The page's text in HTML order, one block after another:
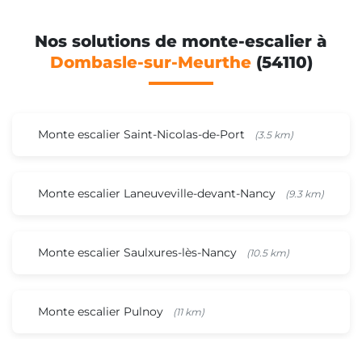
Nos solutions de monte-escalier à
Dombasle-sur-Meurthe(54110)
Monte escalier Saint-Nicolas-de-Port (3.5 km)
Monte escalier Laneuveville-devant-Nancy (9.3 km)
Monte escalier Saulxures-lès-Nancy (10.5 km)
Monte escalier Pulnoy (11 km)